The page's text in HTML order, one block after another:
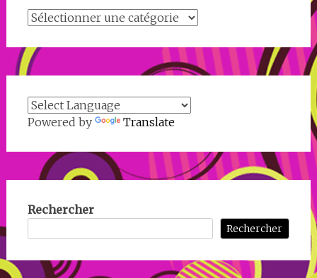
Catégories
Powered by Translate
Rechercher
Rechercher